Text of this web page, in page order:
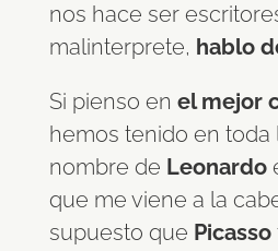
nos hace ser
malinterprete, hablo
Si pienso en el mejor
hemos tenido en toda
nombre de Leonardo
que me viene a la
supuesto que Picasso